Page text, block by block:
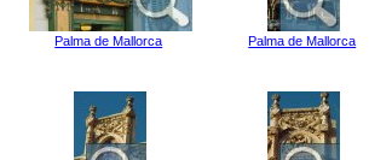
Palma de Mallorca Palma de Mallorca